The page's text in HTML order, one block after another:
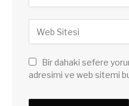
Bir dahaki sefere
adresimi ve web sitemi